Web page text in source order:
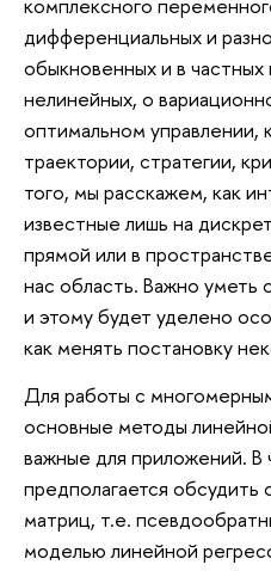
комплексного
дифференциальных и
обыкновенных и в
нелинейных, о
оптимальном управлении,
траектории, стратегии,
того, мы расскажем, как
известные лишь на
прямой или в
нас область. Важно
и этому будет уделено
как менять постановку
Для работы с
основные методы
важные для приложений. В
предполагается
матриц, т.е.
моделью линейной